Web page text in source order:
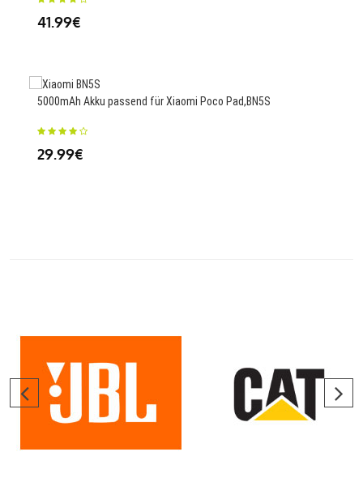
41.99€
5000mAh Akku passend für Xiaomi Poco Pad,BN5S
29.99€